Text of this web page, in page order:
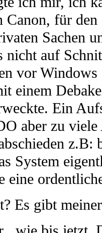
Canon, für
Sachen
nicht auf
vor
einem
Ein
aber zu viele
z.B:
System
eine
Es gibt